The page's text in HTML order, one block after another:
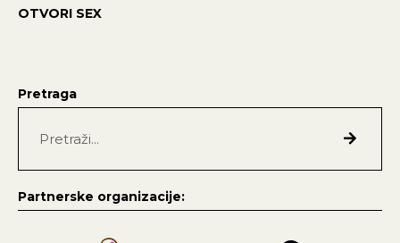
OTVORI SEX
Pretraga
Partnerske organizacije: